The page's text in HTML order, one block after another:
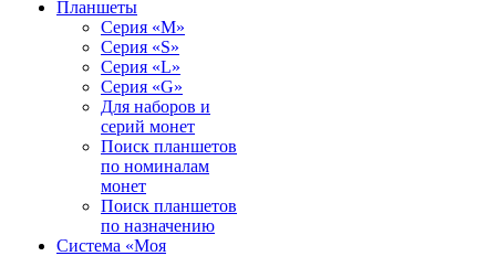
Планшеты
Серия «M»
Серия «S»
Серия «L»
Серия «G»
Для наборов и
серий монет
Поиск планшетов
по номиналам
монет
Поиск планшетов
по назначению
Система «Моя